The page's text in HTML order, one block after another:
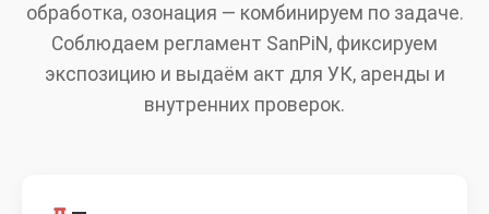
обработка, озонация — комбинируем по задаче.
Соблюдаем регламент SanPiN, фиксируем
экспозицию и выдаём акт для УК, аренды и
внутренних проверок.